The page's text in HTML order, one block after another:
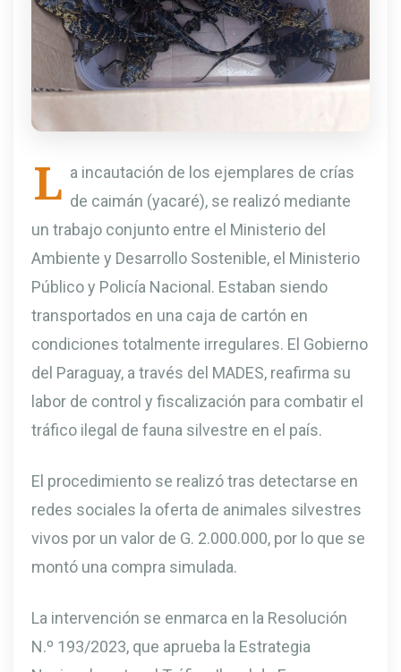
L a incautación de los ejemplares de crías
de caimán (yacaré), se realizó mediante
un trabajo conjunto entre el Ministerio del
Ambiente y Desarrollo Sostenible, el Ministerio
Público y Policía Nacional. Estaban siendo
transportados en una caja de cartón en
condiciones totalmente irregulares. El Gobierno
del Paraguay, a través del MADES, reafirma su
labor de control y fiscalización para combatir el
tráfico ilegal de fauna silvestre en el país.
El procedimiento se realizó tras detectarse en
redes sociales la oferta de animales silvestres
vivos por un valor de G. 2.000.000, por lo que se
montó una compra simulada.
La intervención se enmarca en la Resolución
N.º 193/2023, que aprueba la Estrategia